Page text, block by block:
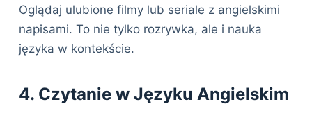
Oglądaj ulubione filmy lub seriale z angielskimi
napisami. To nie tylko rozrywka, ale i nauka
języka w kontekście.
4. Czytanie w Języku Angielskim